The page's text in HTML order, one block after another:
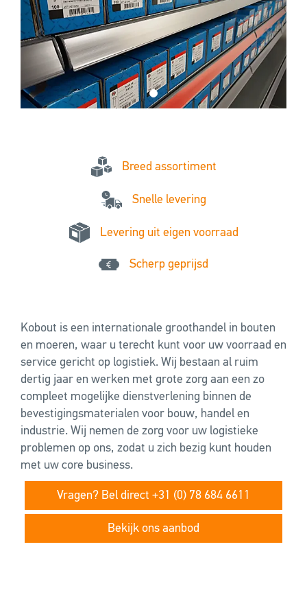
Breed assortiment
Snelle levering
Levering uit eigen voorraad
Scherp geprijsd
Kobout is een internationale groothandel in bouten
en moeren, waar u terecht kunt voor uw voorraad en
service gericht op logistiek. Wij bestaan al ruim
dertig jaar en werken met grote zorg aan een zo
compleet mogelijke dienstverlening binnen de
bevestigingsmaterialen voor bouw, handel en
industrie. Wij nemen de zorg voor uw logistieke
problemen op ons, zodat u zich bezig kunt houden
met uw core business.
Vragen? Bel direct +31 (0) 78 684 6611
Bekijk ons aanbod